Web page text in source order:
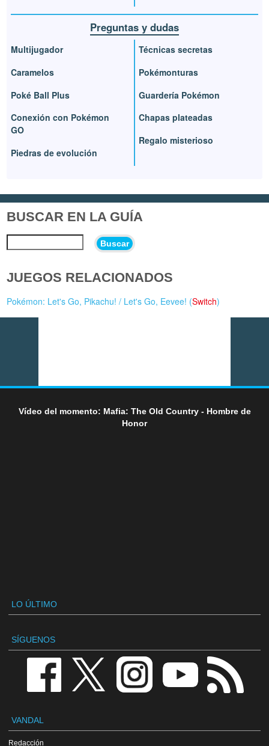
Preguntas y dudas
Multijugador
Caramelos
Poké Ball Plus
Conexión con Pokémon
GO
Piedras de evolución
Técnicas secretas
Pokémonturas
Guardería Pokémon
Chapas plateadas
Regalo misterioso
BUSCAR EN LA GUÍA
Buscar
JUEGOS RELACIONADOS
Pokémon: Let's Go, Pikachu! / Let's Go, Eevee! (Switch)
Vídeo del momento: Mafia: The Old Country - Hombre de
Honor
LO ÚLTIMO
SÍGUENOS
VANDAL
Redacción